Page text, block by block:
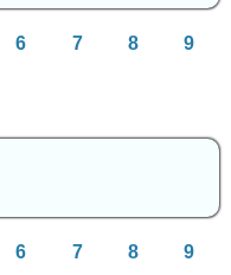
6 7 8 9
6 7 8 9